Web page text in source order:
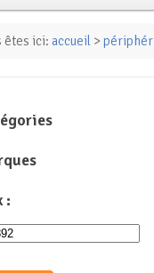
bureau
PC
en-un
êtes ici: accueil >
: